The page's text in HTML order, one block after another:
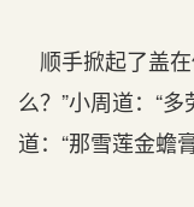
顺手掀起了盖在
么？”小周道：“
道：“那雪莲金蟾